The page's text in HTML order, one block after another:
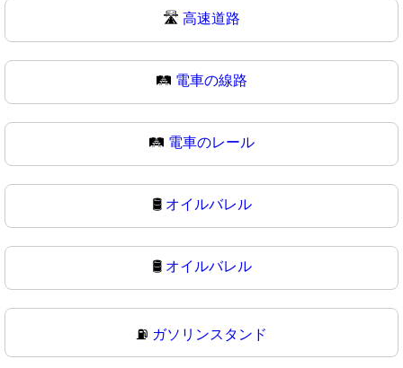
🛣 高速道路
🛤️ 電車の線路
🛤 電車のレール
🛢️ オイルバレル
🛢 オイルバレル
⛽ ガソリンスタンド